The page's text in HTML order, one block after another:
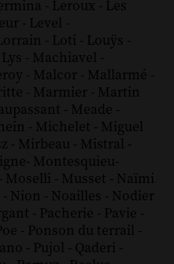
- Leroux - Les
- Level -
- Loti - Louÿs -
Lys - Machiavel -
- Malcor - Mallarmé -
- Marmier - Martin
- Meade -
- Michelet - Miguel
- Mirbeau - Mistral -
- Montesquieu-
- Moselli - Musset - Naïmi
- Nion - Noailles - Nodier
- Pacherie - Pavie -
- Ponson du terrail -
- Pujol - Qaderi -